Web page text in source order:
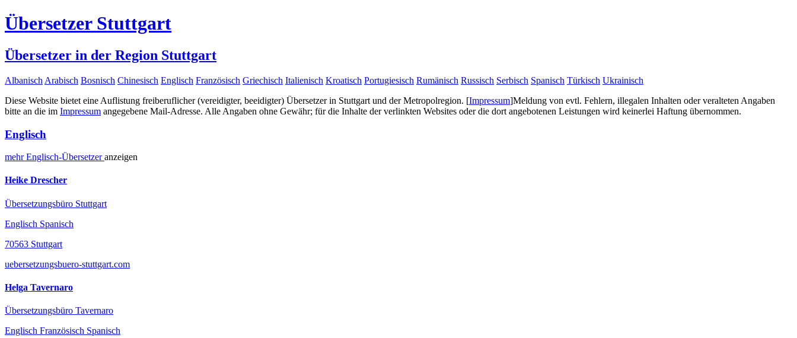
Übersetzer Stuttgart
Übersetzer in der Region Stuttgart
Albanisch Arabisch Bosnisch Chinesisch Englisch Französisch Griechisch Italienisch Kroatisch Portugiesisch Rumänisch Russisch Serbisch Spanisch Türkisch Ukrainisch
Diese Website bietet eine Auflistung freiberuflicher (vereidigter, beeidigter) Übersetzer in Stuttgart und der Metropolregion. [Impressum]Meldung von evtl. Fehlern, illegalen Inhalten oder veralteten Angaben
bitte an die im Impressum angegebene Mail-Adresse. Alle Angaben ohne Gewähr; für die Inhalte der verlinkten Websites oder die dort angebotenen Leistungen wird keinerlei Haftung übernommen.
Englisch
mehrEnglisch-Übersetzeranzeigen
Heike Drescher
Übersetzungsbüro Stuttgart
Englisch Spanisch
70563 Stuttgart
uebersetzungsbuero-stuttgart.com
Helga Tavernaro
Übersetzungsbüro Tavernaro
Englisch Französisch Spanisch